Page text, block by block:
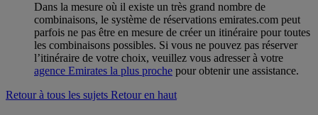
Dans la mesure où il existe un très grand nombre de
combinaisons, le système de réservations emirates.com peut
parfois ne pas être en mesure de créer un itinéraire pour toutes
les combinaisons possibles. Si vous ne pouvez pas réserver
l’itinéraire de votre choix, veuillez vous adresser à votre
agence Emirates la plus proche pour obtenir une assistance.
Retour à tous les sujets Retour en haut